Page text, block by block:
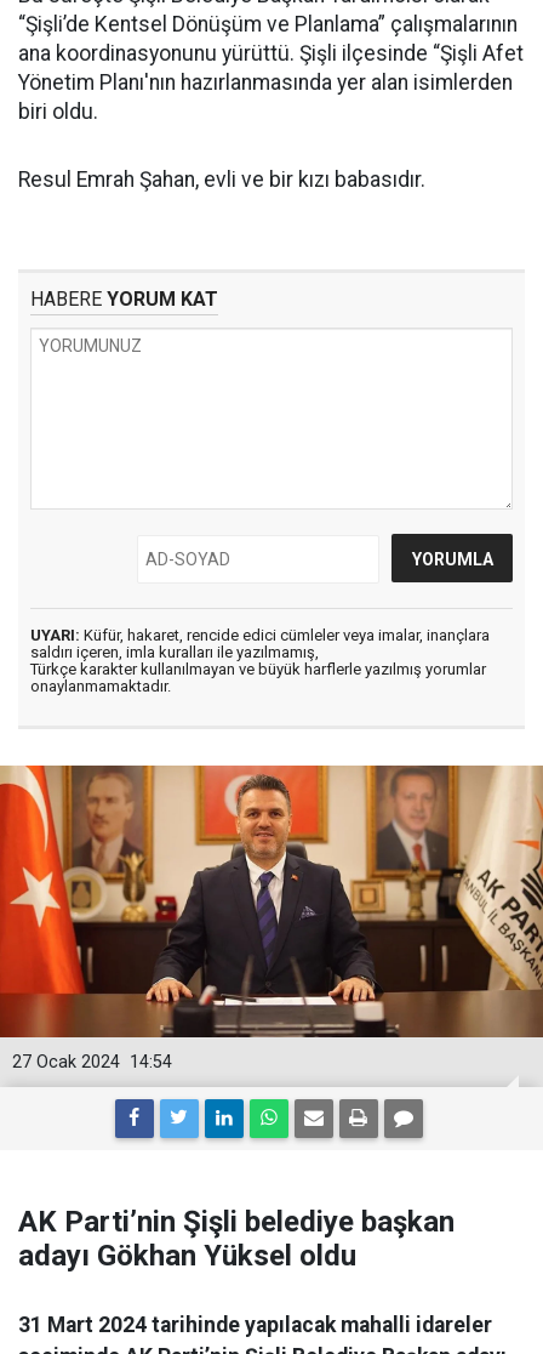
“Şişli’de Kentsel Dönüşüm ve Planlama” çalışmalarının
ana koordinasyonunu yürüttü. Şişli ilçesinde “Şişli Afet
Yönetim Planı'nın hazırlanmasında yer alan isimlerden
biri oldu.
Resul Emrah Şahan, evli ve bir kızı babasıdır.
HABERE YORUM KAT
UYARI: Küfür, hakaret, rencide edici cümleler veya imalar, inançlara
saldırı içeren, imla kuralları ile yazılmamış,
Türkçe karakter kullanılmayan ve büyük harflerle yazılmış yorumlar
onaylanmamaktadır.
14:54
27 Ocak 2024
AK Parti’nin Şişli belediye başkan
adayı Gökhan Yüksel oldu
31 Mart 2024 tarihinde yapılacak mahalli idareler